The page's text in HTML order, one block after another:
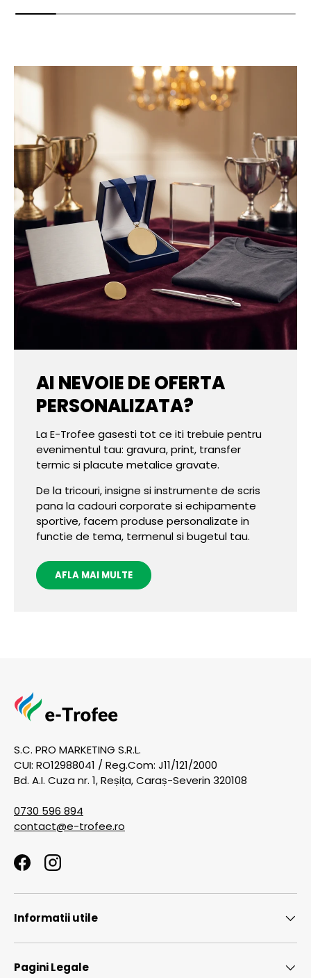
AI NEVOIE DE OFERTA
PERSONALIZATA?
La E-Trofee gasesti tot ce iti trebuie pentru
evenimentul tau: gravura, print, transfer
termic si placute metalice gravate.
De la tricouri, insigne si instrumente de scris
pana la cadouri corporate si echipamente
sportive, facem produse personalizate in
functie de tema, termenul si bugetul tau.
AFLA MAI MULTE
S.C. PRO MARKETING S.R.L.
CUI: RO12988041 / Reg.Com: J11/121/2000
Bd. A.I. Cuza nr. 1, Reșița, Caraș-Severin 320108
0730 596 894
contact@e-trofee.ro
FacebookInstagram
Informatii utile
Pagini Legale